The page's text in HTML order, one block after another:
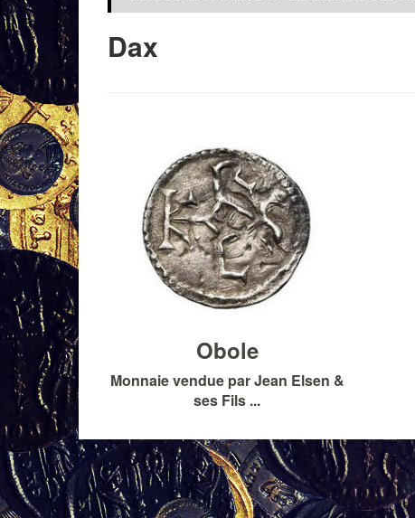
Dax
Obole
Monnaie vendue par Jean Elsen &
ses Fils ...